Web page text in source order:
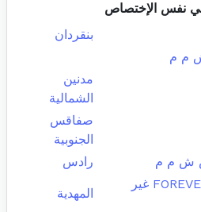
نفس الإختصاص
بنقردان
ش م م
مدنين
الشمالية
صفاقس
الجنوبية
ش م م
رادس
شركة FOREVER CONSULTING غير
المهدية